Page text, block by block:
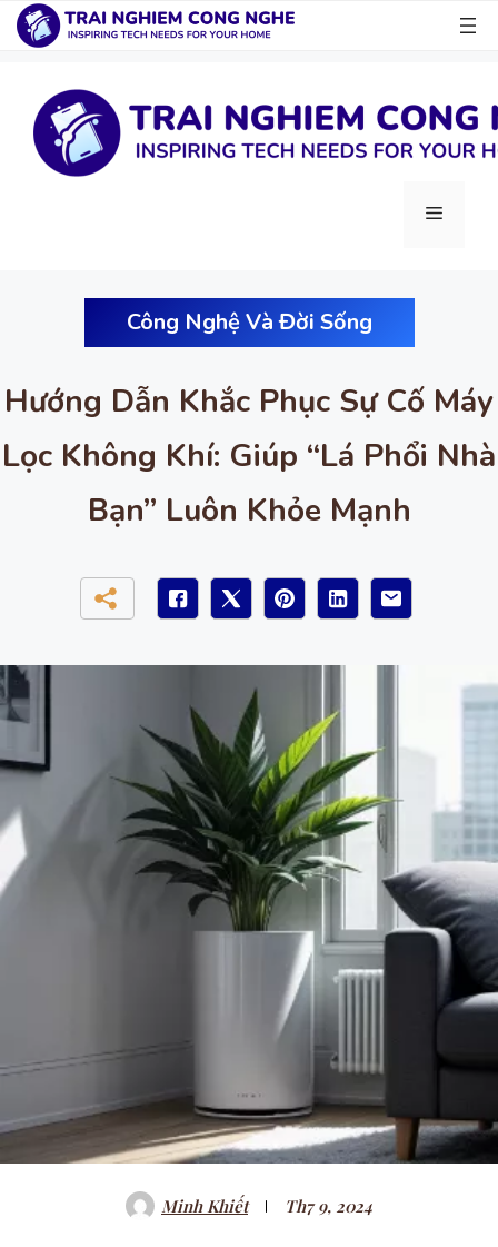
dung
Menu
Công Nghệ Và Đời Sống
Hướng Dẫn Khắc Phục Sự Cố Máy
Lọc Không Khí: Giúp “Lá Phổi Nhà
Bạn” Luôn Khỏe Mạnh
Minh Khiết Th7 9, 2024